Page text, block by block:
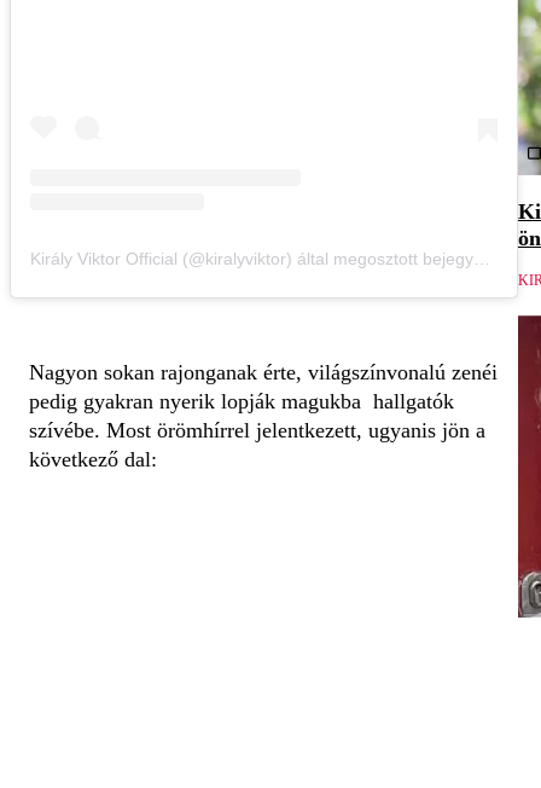
Király Viktor Official (@kiralyviktor) által megosztott bejegyzés
Nagyon sokan rajonganak érte, világszínvonalú zenéi
pedig gyakran nyerik lopják magukba hallgatók
szívébe. Most örömhírrel jelentkezett, ugyanis jön a
következő dal: